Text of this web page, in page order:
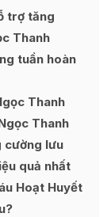
trợ tăng
Thanh
tuần hoàn
Thanh
Thanh
cường lưu
quả nhất
Hoạt Huyết